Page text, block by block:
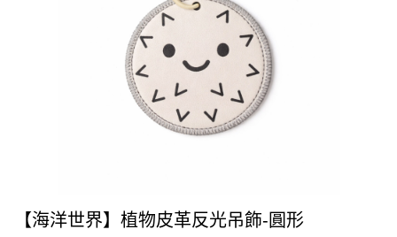
【海洋世界】植物皮革反光吊飾-圓形